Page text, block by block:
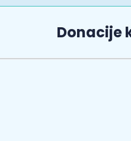
Donacije